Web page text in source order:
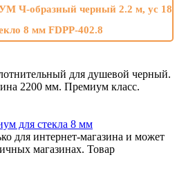
для душевой черный.
2200 мм. Премиум класс.
для стекла 8 мм
для интернет-магазина и может
магазинах. Товар